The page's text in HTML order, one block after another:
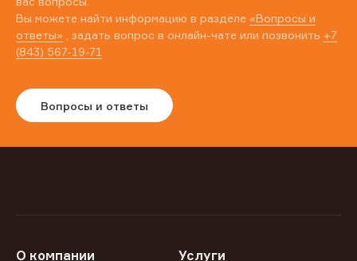
Вы можете найти информацию в разделе «Вопросы и
ответы» , задать вопрос в онлайн-чате или позвонить +7
(843) 567-19-71
Вопросы и ответы
О компании Услуги